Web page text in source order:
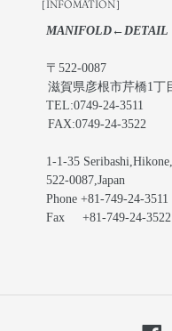
［INFOMATION］
MANIFOLD←DETAIL
〒522-0087
滋賀県彦根市芹橋1丁
TEL:0749-24-3511
FAX:0749-24-3522
1-1-35
522-0087,Japan
Phone +81-749-24-3511
Fax +81-749-24-3522